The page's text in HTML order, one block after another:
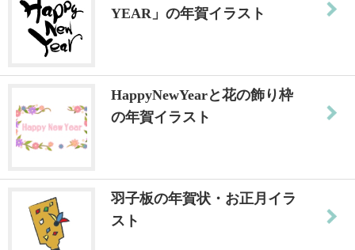
YEAR」の年賀イラスト
HappyNewYearと花の飾り枠
の年賀イラスト
羽子板の年賀状・お正月イラ
スト